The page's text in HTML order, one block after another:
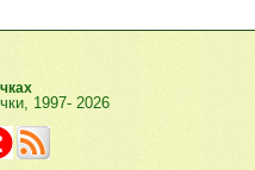
1997- 2026